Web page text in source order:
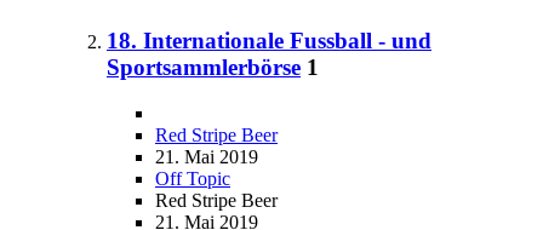
18. Internationale Fussball - und
Sportsammlerbörse 1
Red Stripe Beer
21. Mai 2019
Off Topic
Red Stripe Beer
21. Mai 2019